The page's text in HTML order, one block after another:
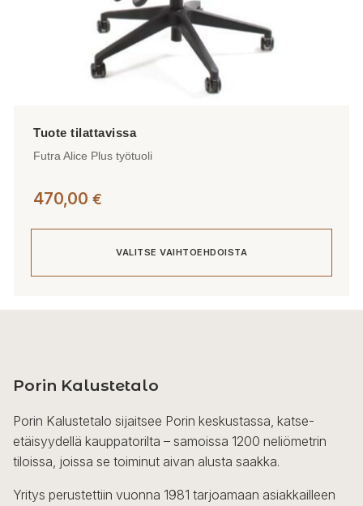
Futra Alice Plus työtuoli
470,00 €
VALITSE VAIHTOEHDOISTA
muunnelma.
tehdä
valinnat
tuotteen
sivulla.
Porin Kalustetalo
Porin Kalustetalo sijaitsee Porin keskustassa, katse-
etäisyydellä kauppatorilta – samoissa 1200 neliömetrin
tiloissa, joissa se toiminut aivan alusta saakka.
Yritys perustettiin vuonna 1981 tarjoamaan asiakkailleen